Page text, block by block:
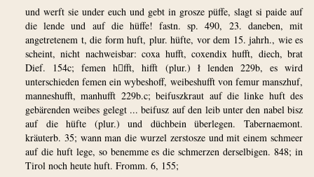
und werft sie under euch und gebt in grosze püffe, slagt si paide auf
die lende und auf die hüffe! fastn. sp. 490, 23. daneben, mit
angetretenem t, die form huft, plur. hüfte, vor dem 15. jahrh., wie es
scheint, nicht nachweisbar: coxa hufft, coxendix hufft, diech, brat
Dief. 154c; femen hfft, hifft (plur.) ł lenden 229b, es wird
unterschieden femen ein wybeshoff, weibeshufft von femur manszhuf,
manneshufft, manhufft 229b.c; beifuszkraut auf die linke huft des
gebärenden weibes gelegt ... beifusz auf den leib unter den nabel bisz
auf die hüfte (plur.) und düchbein überlegen. Tabernaemont.
kräuterb. 35; wann man die wurzel zerstosze und mit einem schmeer
auf die huft lege, so benemme es die schmerzen derselbigen. 848; in
Tirol noch heute huft. Fromm. 6, 155;